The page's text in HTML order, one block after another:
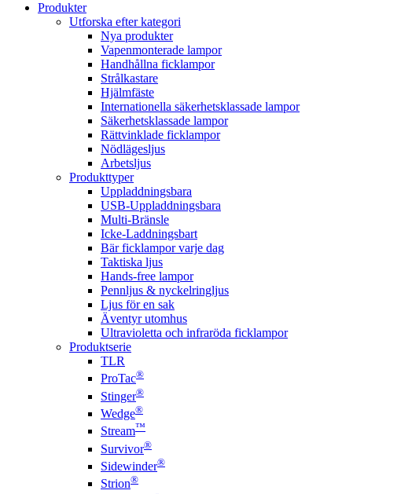
Produkter
Utforska efter kategori
Nya produkter
Vapenmonterade lampor
Handhållna ficklampor
Strålkastare
Hjälmfäste
Internationella säkerhetsklassade lampor
Säkerhetsklassade lampor
Rättvinklade ficklampor
Nödlägesljus
Arbetsljus
Produkttyper
Uppladdningsbara
USB-Uppladdningsbara
Multi-Bränsle
Icke-Laddningsbart
Bär ficklampor varje dag
Taktiska ljus
Hands-free lampor
Pennljus & nyckelringljus
Ljus för en sak
Äventyr utomhus
Ultravioletta och infraröda ficklampor
Produktserie
TLR
ProTac®
Stinger®
Wedge®
Stream™
Survivor®
Sidewinder®
Strion®